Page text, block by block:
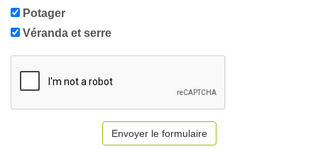
Potager
Véranda et serre
Envoyer le formulaire